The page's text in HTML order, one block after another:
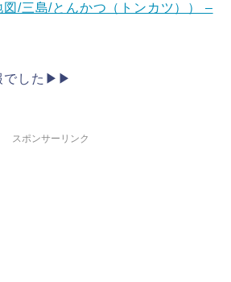
/三島/とんかつ（トンカツ）） –
でした▶︎▶︎
スポンサーリンク